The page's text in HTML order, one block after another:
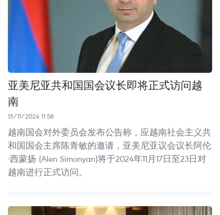
亚美尼亚共和国国会议长即将正式访问越
南
15/11/2024 11:58
越南国会对外委员会发布公告称，应越南社会主义共
和国国会主席陈青敏的邀请，亚美尼亚议会议长阿伦
·西蒙扬 (Alen Simonyan)将于2024年11月17日至23日对
越南进行正式访问。